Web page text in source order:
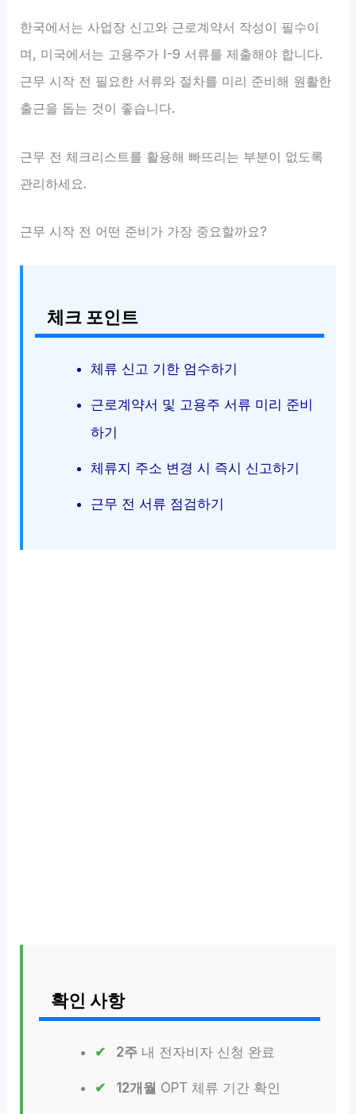
한국에서는 사업장 신고와 근로계약서 작성이 필수이
며, 미국에서는 고용주가 I-9 서류를 제출해야 합니다.
근무 시작 전 필요한 서류와 절차를 미리 준비해 원활한
출근을 돕는 것이 좋습니다.
근무 전 체크리스트를 활용해 빠뜨리는 부분이 없도록
관리하세요.
근무 시작 전 어떤 준비가 가장 중요할까요?
체크 포인트
체류 신고 기한 엄수하기
근로계약서 및 고용주 서류 미리 준비
하기
체류지 주소 변경 시 즉시 신고하기
근무 전 서류 점검하기
확인 사항
2주내 전자비자 신청 완료
12개월 OPT 체류 기간 확인